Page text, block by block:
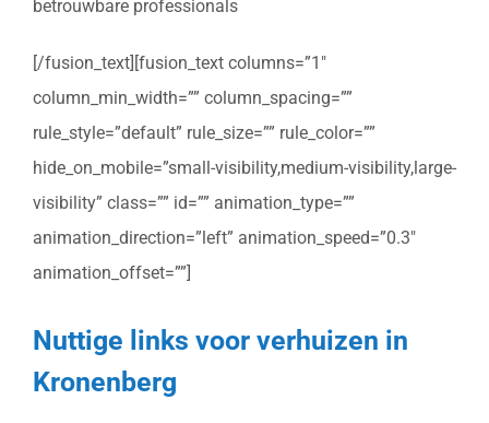
betrouwbare professionals
[/fusion_text][fusion_text columns=”1″
column_min_width=”” column_spacing=””
rule_style=”default” rule_size=”” rule_color=””
hide_on_mobile=”small-visibility,medium-visibility,large-
visibility” class=”” id=”” animation_type=””
animation_direction=”left” animation_speed=”0.3″
animation_offset=””]
Nuttige links voor verhuizen in
Kronenberg